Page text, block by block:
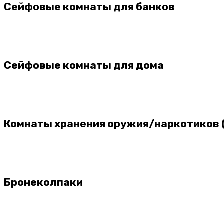
Сейфовые комнаты для банков
Сейфовые комнаты для дома
Комнаты хранения оружия/
Бронеколпаки